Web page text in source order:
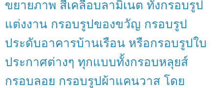
ขยายภาพ สีเคลือบลามิเนต ทั้งกรอบรูป
แต่งงาน กรอบรูปของขวัญ กรอบรูป
ประดับอาคารบ้านเรือน หรือกรอบรูปใบ
ประกาศต่างๆ ทุกแบบทั้งกรอบหลุยส์
กรอบลอย กรอบรูปผ้าแคนวาส โดย